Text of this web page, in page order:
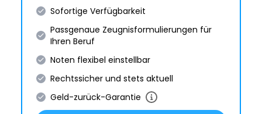
Sofortige Verfügbarkeit
Passgenaue Zeugnis­formulie­rungen für
Ihren Beruf
Noten flexibel einstellbar
Rechtssicher und stets aktuell
Geld-zurück-Garantie